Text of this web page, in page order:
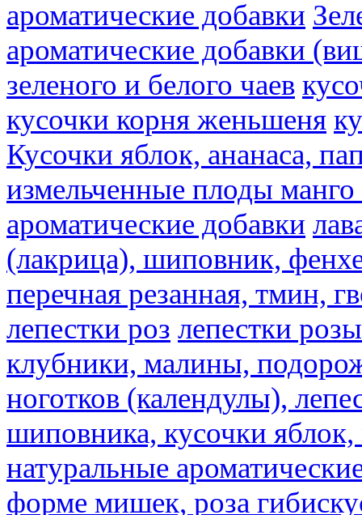
ароматические добавки
ароматические добавки
зеленого и белого чаев
кусочки корня женьшеня
Кусочки яблок, ананаса,
измельченные плоды
ароматические добавки
(лакрица), шиповник,
перечная резанная, тмин,
лепестки роз лепестки розы
клубники, малины,
ноготков (календулы),
шиповника, кусочки
натуральные
форме мишек, роза